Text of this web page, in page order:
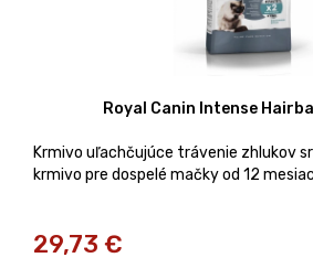
Royal Canin Intense
Krmivo uľachčujúce trávenie zhlukov
krmivo pre dospelé mačky od 12
29,73 €